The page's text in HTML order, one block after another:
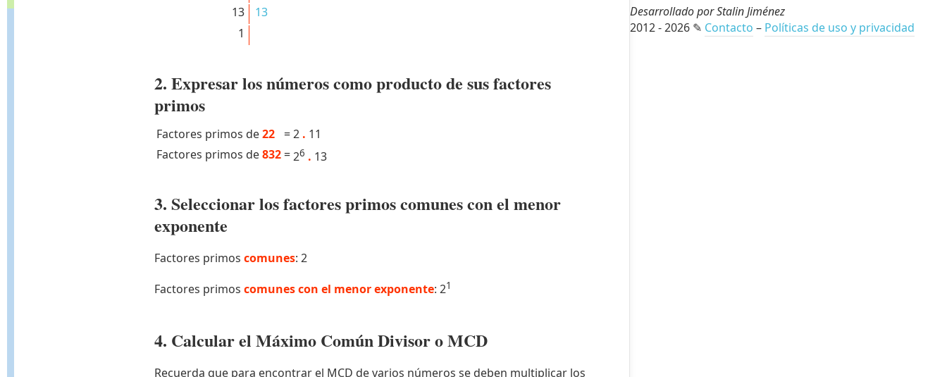
13
13
1
2. Expresar los números como producto de sus factores
primos
Factores primos de22 =2 . 11
Factores primos de832 =26 . 13
3. Seleccionar los factores primos comunes con el menor
exponente
Factores primos comunes: 2
Factores primos comunes con el menor exponente: 21
4. Calcular el Máximo Común Divisor o MCD
Recuerda que para encontrar el MCD de varios números se deben multiplicar los
Desarrollado por Stalin Jiménez
2012 - 2026 ✎ Contacto – Políticas de uso y privacidad